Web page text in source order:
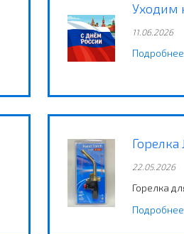
Уходим
11.06.2026
Подробнее
Горелка
22.05.2026
Горелка
Подробнее